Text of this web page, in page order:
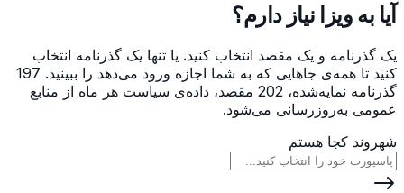
آیا به ویزا نیاز دارم؟
یک گذرنامه و یک مقصد انتخاب کنید. یا تنها یک گذرنامه انتخاب
کنید تا همه‌ی جاهایی که به شما اجازه ورود می‌دهد را ببینید. 197
گذرنامه نمایه‌شده، 202 مقصد، داده‌ی سیاست هر ماه از منابع
عمومی به‌روزرسانی می‌شود.
شهروند کجا هستم